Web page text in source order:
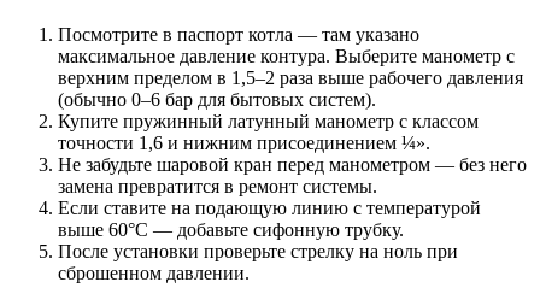
Посмотрите в паспорт котла — там указано
максимальное давление контура. Выберите манометр с
верхним пределом в 1,5–2 раза выше рабочего давления
(обычно 0–6 бар для бытовых систем).
Купите пружинный латунный манометр с классом
точности 1,6 и нижним присоединением ¼».
Не забудьте шаровой кран перед манометром — без него
замена превратится в ремонт системы.
Если ставите на подающую линию с температурой
выше 60°C — добавьте сифонную трубку.
После установки проверьте стрелку на ноль при
сброшенном давлении.